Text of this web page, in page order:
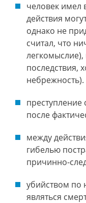
человек имел
действия
однако не
считал, что
последствия,
небрежность).
преступление
после
между
гибелью
причинно-
убийством по
являться